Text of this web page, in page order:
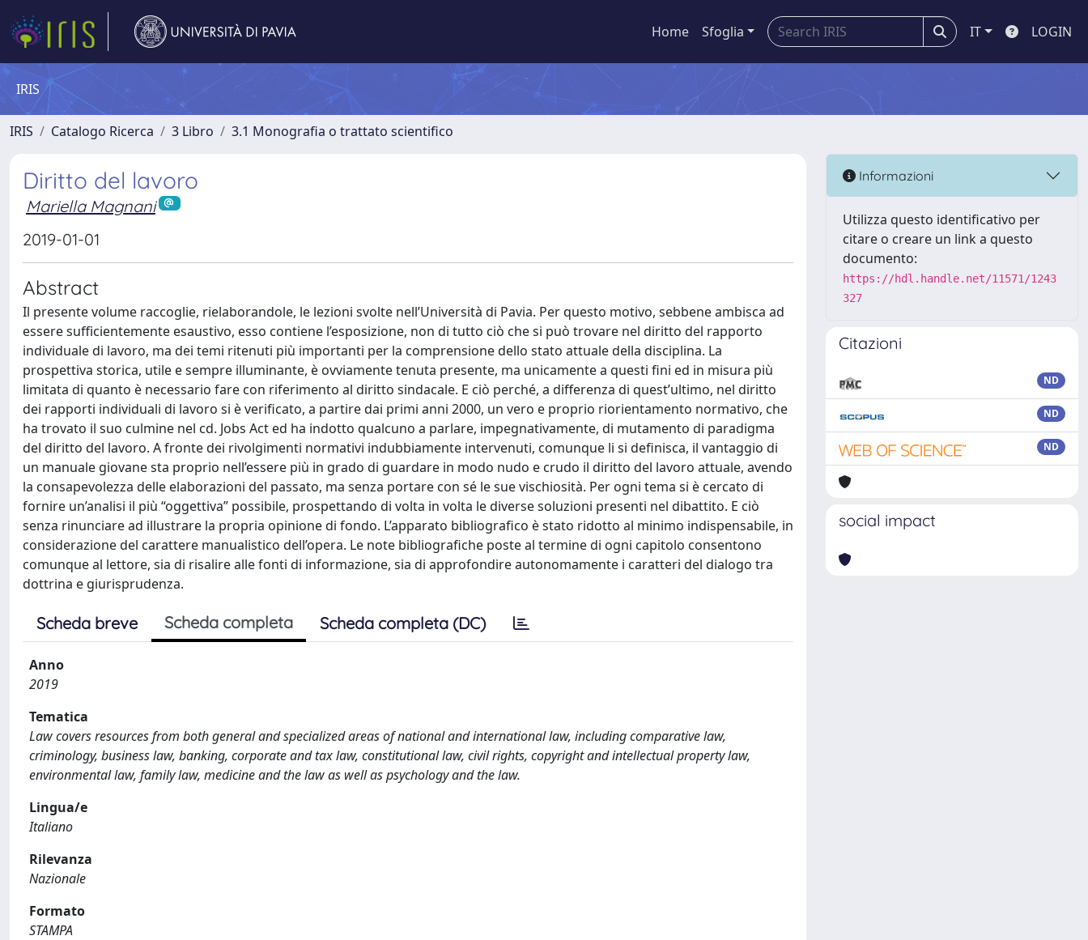
Home Sfoglia IT LOGIN
IRIS
IRIS Catalogo Ricerca 3 Libro 3.1 Monografia o trattato scientifico
Diritto del lavoro
Mariella Magnani
2019-01-01
Abstract
Il presente volume raccoglie, rielaborandole, le lezioni svolte nell’Università di Pavia. Per questo motivo, sebbene ambisca ad
essere sufficientemente esaustivo, esso contiene l’esposizione, non di tutto ciò che si può trovare nel diritto del rapporto
individuale di lavoro, ma dei temi ritenuti più importanti per la comprensione dello stato attuale della disciplina. La
prospettiva storica, utile e sempre illuminante, è ovviamente tenuta presente, ma unicamente a questi fini ed in misura più
limitata di quanto è necessario fare con riferimento al diritto sindacale. E ciò perché, a differenza di quest’ultimo, nel diritto
dei rapporti individuali di lavoro si è verificato, a partire dai primi anni 2000, un vero e proprio riorientamento normativo, che
ha trovato il suo culmine nel cd. Jobs Act ed ha indotto qualcuno a parlare, impegnativamente, di mutamento di paradigma
del diritto del lavoro. A fronte dei rivolgimenti normativi indubbiamente intervenuti, comunque li si definisca, il vantaggio di
un manuale giovane sta proprio nell’essere più in grado di guardare in modo nudo e crudo il diritto del lavoro attuale, avendo
la consapevolezza delle elaborazioni del passato, ma senza portare con sé le sue vischiosità. Per ogni tema si è cercato di
fornire un’analisi il più “oggettiva” possibile, prospettando di volta in volta le diverse soluzioni presenti nel dibattito. E ciò
senza rinunciare ad illustrare la propria opinione di fondo. L’apparato bibliografico è stato ridotto al minimo indispensabile, in
considerazione del carattere manualistico dell’opera. Le note bibliografiche poste al termine di ogni capitolo consentono
comunque al lettore, sia di risalire alle fonti di informazione, sia di approfondire autonomamente i caratteri del dialogo tra
dottrina e giurisprudenza.
Scheda breve Scheda completa Scheda completa (DC)
Anno
2019
Tematica
Law covers resources from both general and specialized areas of national and international law, including comparative law,
criminology, business law, banking, corporate and tax law, constitutional law, civil rights, copyright and intellectual property law,
environmental law, family law, medicine and the law as well as psychology and the law.
Lingua/e
Italiano
Rilevanza
Nazionale
Formato
STAMPA
Informazioni
Utilizza questo identificativo per
citare o creare un link a questo
documento:
https://hdl.handle.net/11571/1243
327
Citazioni
ND
ND
ND
social impact